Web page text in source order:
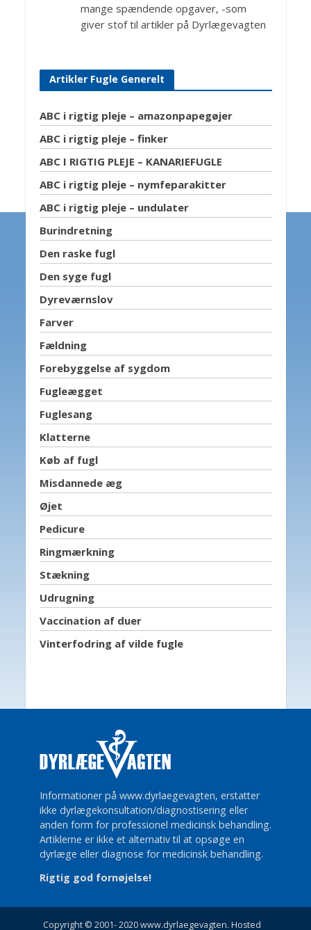
mange spændende opgaver, -som
giver stof til artikler på Dyrlægevagten
Artikler Fugle Generelt
ABC i rigtig pleje – amazonpapegøjer
ABC i rigtig pleje – finker
ABC I RIGTIG PLEJE – KANARIEFUGLE
ABC i rigtig pleje – nymfeparakitter
ABC i rigtig pleje – undulater
Burindretning
Den raske fugl
Den syge fugl
Dyreværnslov
Farver
Fældning
Forebyggelse af sygdom
Fugleægget
Fuglesang
Klatterne
Køb af fugl
Misdannede æg
Øjet
Pedicure
Ringmærkning
Stækning
Udrugning
Vaccination af duer
Vinterfodring af vilde fugle
Informationer på www.dyrlaegevagten, erstatter
ikke dyrlægekonsultation/diagnostisering eller
anden form for professionel medicinsk behandling.
Artiklerne er ikke et alternativ til at opsøge en
dyrlæge eller diagnose for medicinsk behandling.
Rigtig god fornøjelse!
Copyright © 2001- 2020 www.dyrlaegevagten. Hosted